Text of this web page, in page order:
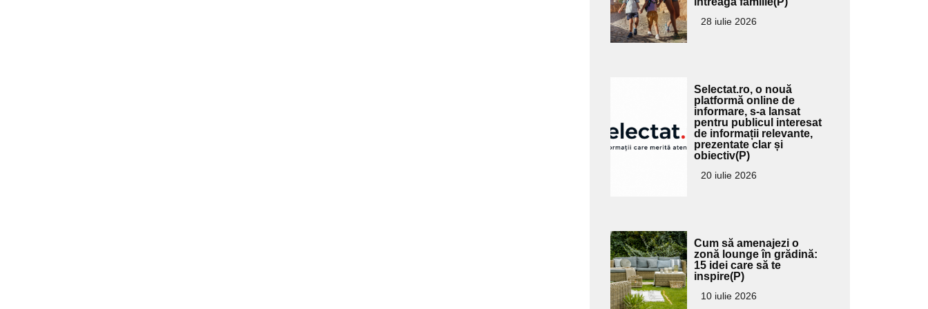
subtitlu
28 iulie 2026
subtitlu
Selectat.ro, o nouă
platformă online de
informare, s-a lansat
pentru publicul interesat
de informații relevante,
prezentate clar și
obiectiv(P)
20 iulie 2026
Adaugă
aici textul
pentru
subtitlu
Cum să amenajezi o
zonă lounge în grădină:
15 idei care să te
inspire(P)
10 iulie 2026